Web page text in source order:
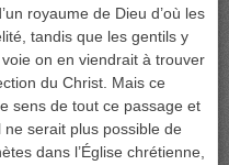
royaume de Dieu d’où les
tandis que les gentils y
on en viendrait à trouver
du Christ. Mais ce
sens de tout ce passage et
ne serait plus possible de
dans l’Église chrétienne,